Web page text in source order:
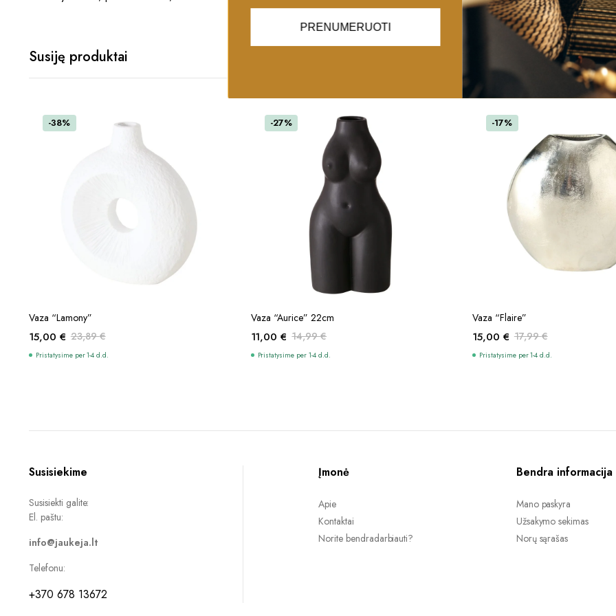
Susiję produktai
-38%
Vaza “Lamony”
23,89€
Original
15,00 €
Current
Pristatysime per 1-4 d.d.
-27%
Į KREPŠELĮ
Vaza “Aurice” 22cm
14,99€
Original
11,00€
Current
Pristatysime per 1-4 d.d.
-17%
Vaza “Flaire”
17,99€
Original
15,00 €
Current
Pristatysime per 1-4 d.d.
Susisiekime
Susisiekti galite:
El. paštu:
info@jaukeja.lt
Telefonu:
+370 678 13672
Įmonė
Apie
Kontaktai
Norite bendradarbiauti?
Bendra informacija
Mano paskyra
Užsakymo sekimas
Norų sąrašas
PRENUMERUOTI